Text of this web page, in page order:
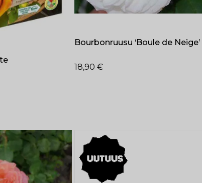
Bourbonruusu ‘Boule de Neige’
18,90 €